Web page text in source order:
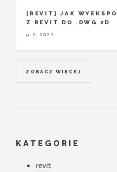
[REVIT] JAK
Z REVIT DO .DWG 2D
9-2-2020
ZOBACZ WIĘCEJ
KATEGORIE
revit